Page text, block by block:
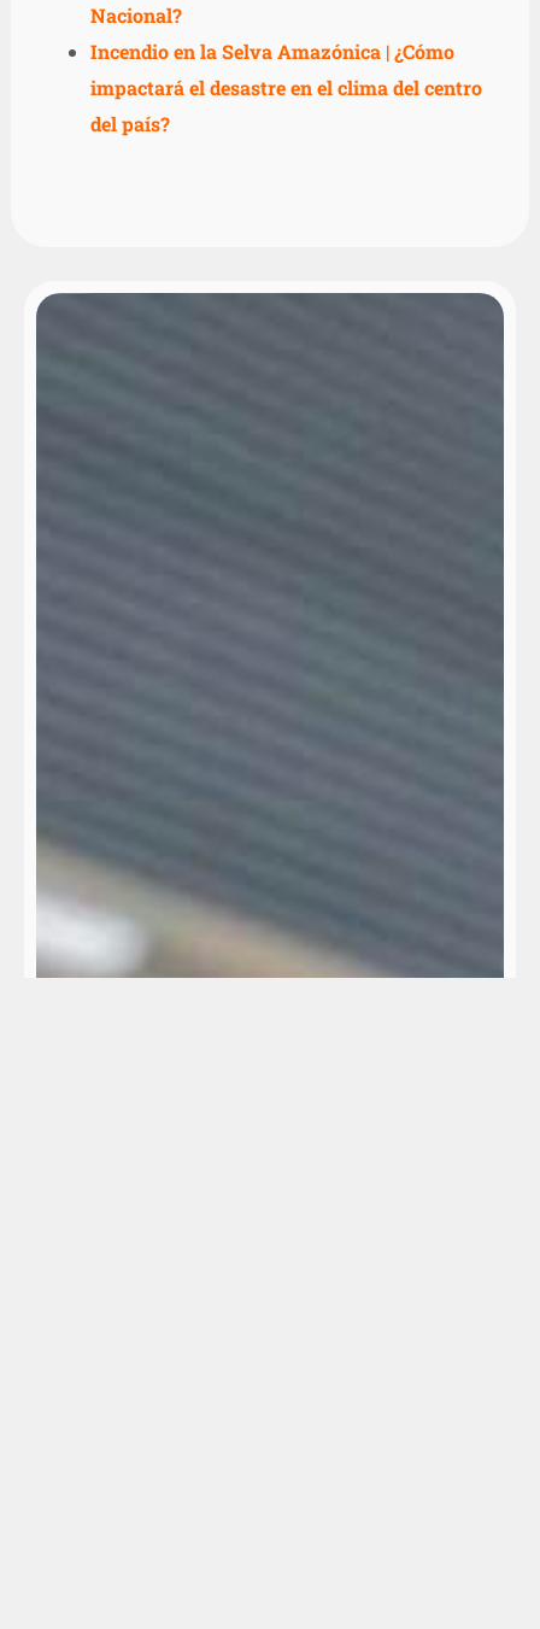
Nacional?
Incendio en la Selva Amazónica | ¿Cómo
impactará el desastre en el clima del centro
del país?